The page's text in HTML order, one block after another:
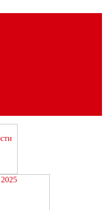
области на сайте